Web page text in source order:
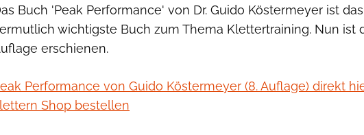
Buch 'Peak Performance' von Dr. Guido Köstermeyer ist das
wichtigste Buch zum Thema Klettertraining. Nun ist
erschienen.
Performance von Guido Köstermeyer (8. Auflage) direkt
Shop bestellen